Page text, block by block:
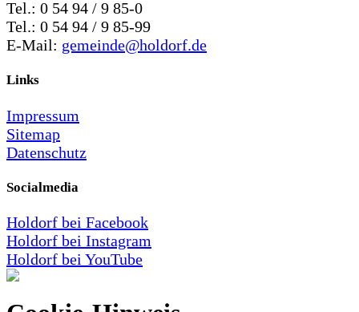
Tel.: 0 54 94 / 9 85-0
Tel.: 0 54 94 / 9 85-99
E-Mail: gemeinde@holdorf.de
Links
Impressum
Sitemap
Datenschutz
Socialmedia
Holdorf bei Facebook
Holdorf bei Instagram
Holdorf bei YouTube